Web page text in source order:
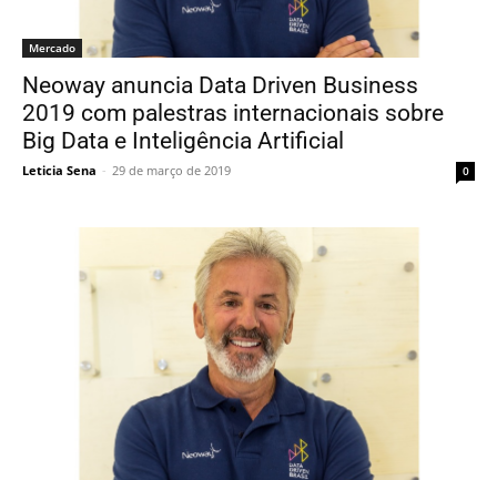
Mercado
Neoway anuncia Data Driven Business
2019 com palestras internacionais sobre
Big Data e Inteligência Artificial
Leticia Sena - 29 de março de 2019 0